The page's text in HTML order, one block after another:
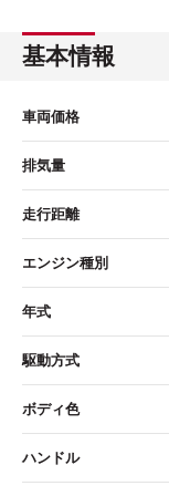
基本情報
車両価格
排気量
走行距離
エンジン種別
年式
駆動方式
ボディ色
ハンドル